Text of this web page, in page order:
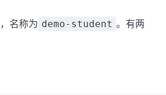
名称为 demo-student 。有两